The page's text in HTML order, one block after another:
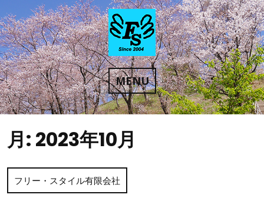
to
content
MENU
月: 2023年10月
フリー・スタイル有限会社